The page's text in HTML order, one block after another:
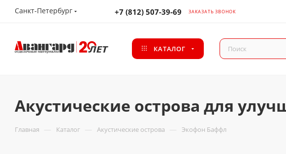
Санкт-Петербург +7 (812) 507-39-69 ЗАКАЗАТЬ ЗВОНОК
КАТАЛОГ
Акустические острова для
Главная — Каталог — Акустические острова — Экофон Баффл